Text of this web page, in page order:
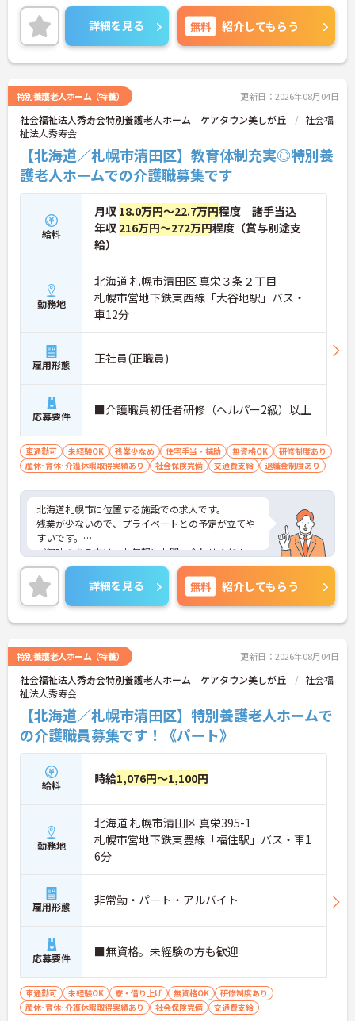
詳細を見る 無料 紹介してもらう
特別養護老人ホーム（特養） 更新日：2026年08月04日
社会福祉法人秀寿会特別養護老人ホーム ケアタウン美しが丘
社会福
祉法人秀寿会
【北海道／札幌市清田区】教育体制充実◎特別養
護老人ホームでの介護職募集です
給料
月収 18.0万円～22.7万円程度 諸手当込
年収 216万円～272万円程度（賞与別途支
給）
勤務地
北海道 札幌市清田区 真栄３条２丁目
札幌市営地下鉄東西線「大谷地駅」バス・
車12分
雇用形態 正社員(正職員)
応募要件 ■介護職員初任者研修（ヘルパー2級）以上
車通勤可 未経験OK 残業少なめ 住宅手当・補助 無資格OK
研修制度あり
産休･育休･介護休暇取得実績あり
社会保険完備 交通費支給 退職金制度あり
北海道札幌市に位置する施設での求人です。
残業が少ないので、プライベートとの予定が立てや
すいです。
ご興味のある方は、お気軽にお問い合わせくださ
い。
詳細を見る 無料 紹介してもらう
特別養護老人ホーム（特養） 更新日：2026年08月04日
社会福祉法人秀寿会特別養護老人ホーム ケアタウン美しが丘
社会福
祉法人秀寿会
【北海道／札幌市清田区】特別養護老人ホームで
の介護職員募集です！《パート》
給料 時給1,076円～1,100円
勤務地
北海道 札幌市清田区 真栄395-1
札幌市営地下鉄東豊線「福住駅」バス・車1
6分
雇用形態 非常勤・パート・アルバイト
応募要件 ■無資格。未経験の方も歓迎
車通勤可 未経験OK 寮・借り上げ 無資格OK
研修制度あり
産休･育休･介護休暇取得実績あり
社会保険完備 交通費支給